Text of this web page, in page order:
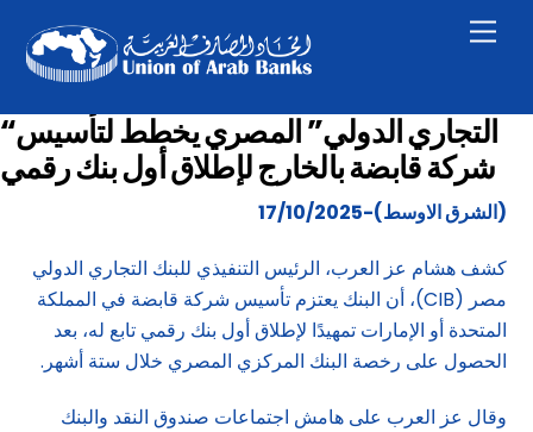
content
“التجاري الدولي” المصري يخطط لتأسيس
شركة قابضة بالخارج لإطلاق أول بنك رقمي
(الشرق الاوسط)-17/10/2025
كشف هشام عز العرب، الرئيس التنفيذي للبنك التجاري الدولي
مصر (CIB)، أن البنك يعتزم تأسيس شركة قابضة في المملكة
المتحدة أو الإمارات تمهيدًا لإطلاق أول بنك رقمي تابع له، بعد
الحصول على رخصة البنك المركزي المصري خلال ستة أشهر.
وقال عز العرب على هامش اجتماعات صندوق النقد والبنك